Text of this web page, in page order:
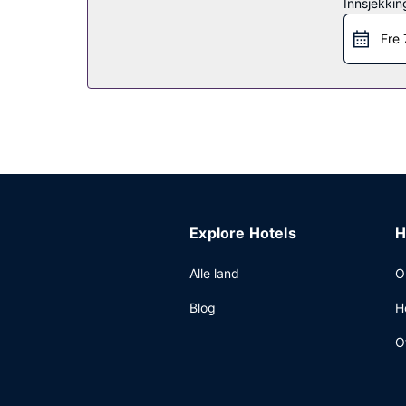
Som gjest på Residence Inn by Marriott
gjester mottakelse (inkludert) på visse dager.
Fre
Explore Hotels
Alle land
Blog